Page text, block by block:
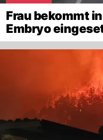
Frau bekommt
Embryo